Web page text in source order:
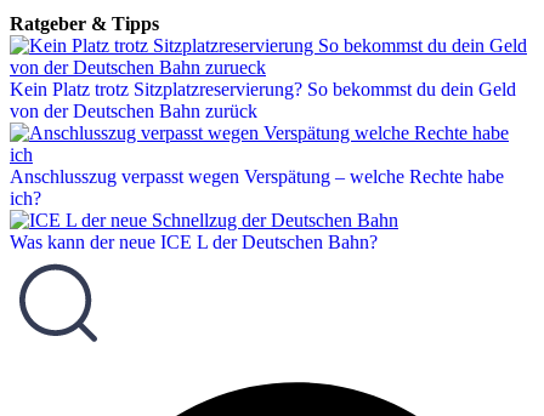
Ratgeber & Tipps
Kein Platz trotz Sitzplatzreservierung? So bekommst du dein Geld
von der Deutschen Bahn zurück
Anschlusszug verpasst wegen Verspätung – welche Rechte habe
ich?
Was kann der neue ICE L der Deutschen Bahn?